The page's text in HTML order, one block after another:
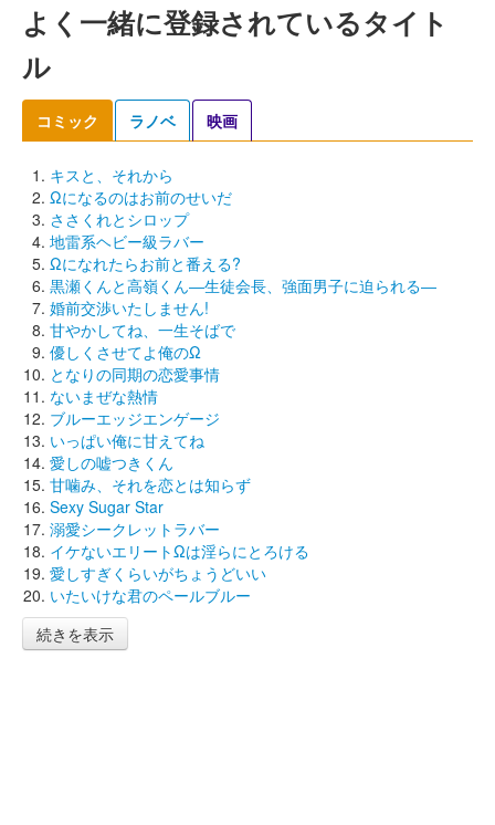
よく一緒に登録されているタイト
ル
コミック ラノベ 映画
キスと、それから
Ωになるのはお前のせいだ
ささくれとシロップ
地雷系ヘビー級ラバー
Ωになれたらお前と番える?
黒瀬くんと高嶺くん―生徒会長、強面男子に迫られる―
婚前交渉いたしません!
甘やかしてね、一生そばで
優しくさせてよ俺のΩ
となりの同期の恋愛事情
ないまぜな熱情
ブルーエッジエンゲージ
いっぱい俺に甘えてね
愛しの嘘つきくん
甘噛み、それを恋とは知らず
Sexy Sugar Star
溺愛シークレットラバー
イケないエリートΩは淫らにとろける
愛しすぎくらいがちょうどいい
いたいけな君のペールブルー
続きを表示